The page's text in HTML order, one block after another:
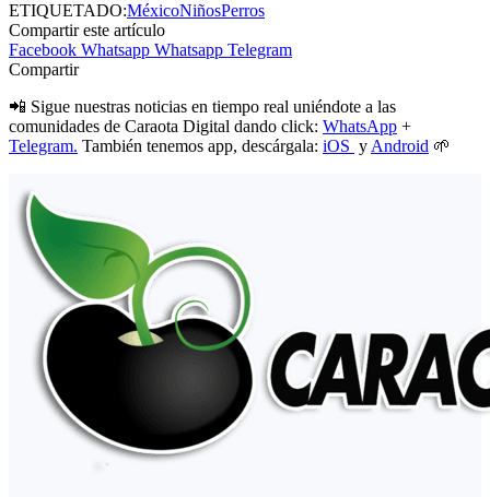
ETIQUETADO:MéxicoNiñosPerros
Compartir este artículo
Facebook Whatsapp Whatsapp Telegram
Compartir
📲 Sigue nuestras noticias en tiempo real uniéndote a las
comunidades de Caraota Digital dando click: WhatsApp +
Telegram. También tenemos app, descárgala: iOS y Android 🌱